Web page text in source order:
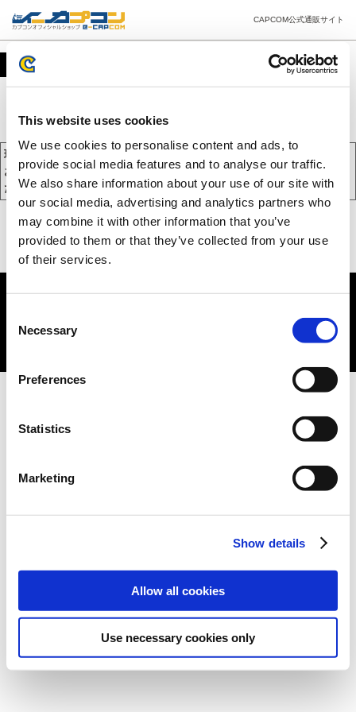
This website uses cookies
We use cookies to personalise content and ads, to
provide social media features and to analyse our traffic.
We also share information about your use of our site with
our social media, advertising and analytics partners who
may combine it with other information that you’ve
provided to them or that they’ve collected from your use
of their services.
Selection
Necessary
Preferences
Statistics
Marketing
Show details
Allow all cookies
Use necessary cookies only
CAPCOM公式通販サイト
カート
現在、カートには商品が入っておりません。
お買い物を続けるには下の 「お買い物を続ける」 をクリックしてく
ださい。